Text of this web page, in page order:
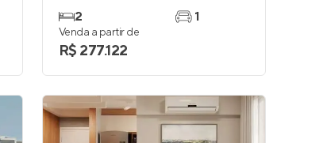
2
1
Venda a partir de
R$ 277.122